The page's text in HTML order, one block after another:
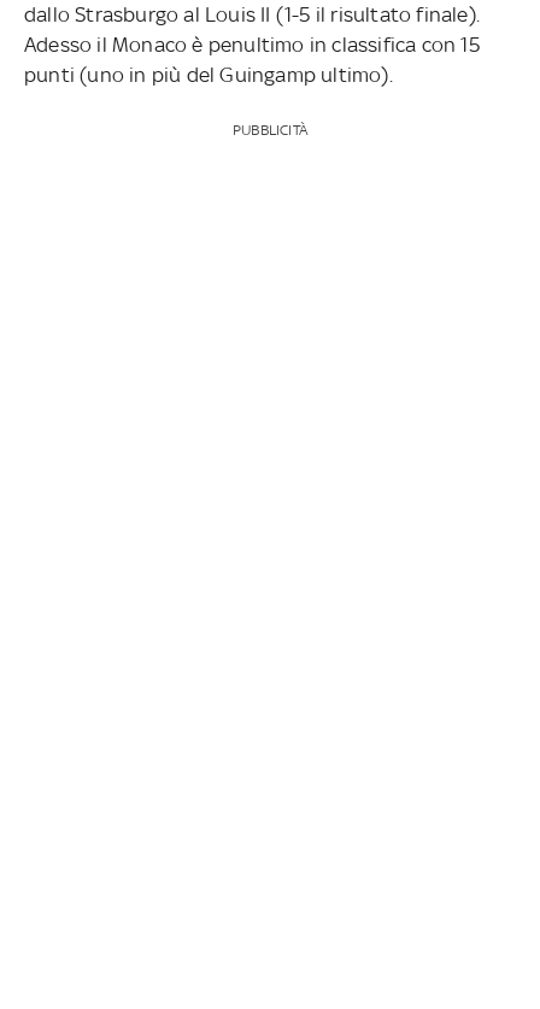
dallo Strasburgo al Louis II (1-5 il risultato finale).
Adesso il Monaco è penultimo in classifica con 15
punti (uno in più del Guingamp ultimo).
PUBBLICITÀ